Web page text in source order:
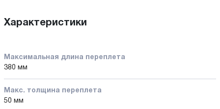
Характеристики
Максимальная длина переплета
380 мм
Макс. толщина переплета
50 мм